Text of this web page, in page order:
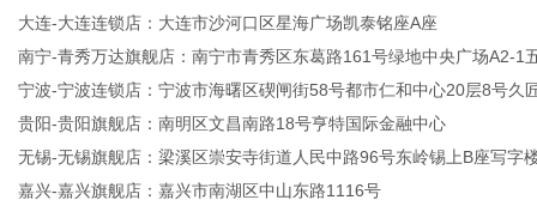
大连-大连连锁店：大连市沙河口区星海广场凯泰铭座A座
南宁-青秀万达旗舰店：南宁市青秀区东葛路161号绿地中央广场A2-1
宁波-宁波连锁店：宁波市海曙区碶闸街58号都市仁和中心20层8号久
贵阳-贵阳旗舰店：南明区文昌南路18号亨特国际金融中心
无锡-无锡旗舰店：梁溪区崇安寺街道人民中路96号东岭锡上B座写字
嘉兴-嘉兴旗舰店：嘉兴市南湖区中山东路1116号